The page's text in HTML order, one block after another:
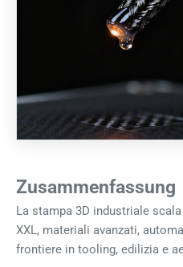
Zusammenfassung
La stampa 3D industriale
XXL, materiali avanzati,
frontiere in tooling, edilizia e